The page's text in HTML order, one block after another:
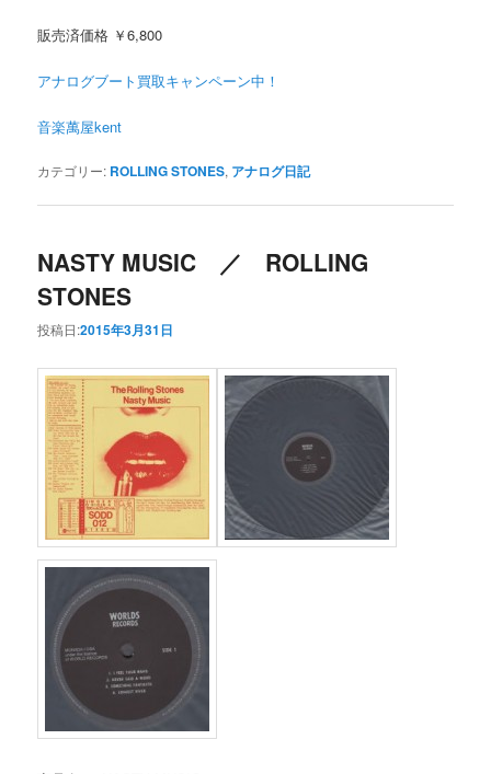
販売済価格 ￥6,800
アナログブート買取キャンペーン中！
音楽萬屋kent
カテゴリー: ROLLING STONES, アナログ日記
NASTY MUSIC ／ ROLLING
STONES
投稿日:2015年3月31日